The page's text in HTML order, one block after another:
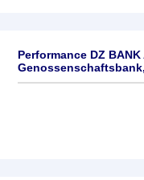
Performance DZ